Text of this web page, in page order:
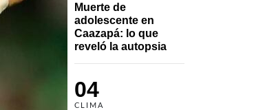
Muerte de
adolescente en
Caazapá: lo que
reveló la autopsia
04
CLIMA